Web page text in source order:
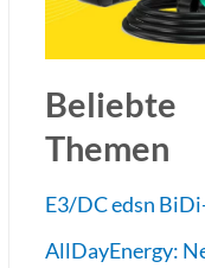
Beliebte
Themen
E3/DC edsn
AllDayEnergy: